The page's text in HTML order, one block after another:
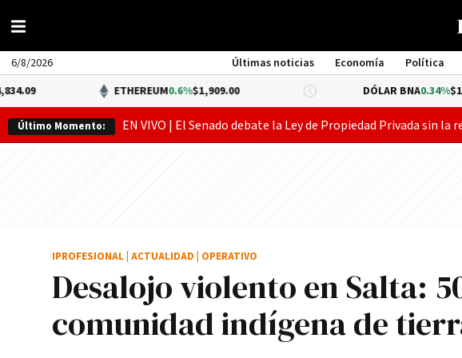
6/8/2026 Últimas noticias Economía Política
ETHEREUM0.6%$1,909.00 DÓLAR BNA 0.34%$1,520.00
Último Momento: EN VIVO | El Senado debate la Ley de Propiedad Privada sin
Desalojo violento en Salta:
comunidad indígena de
IPROFESIONAL ACTUALIDAD OPERATIVO